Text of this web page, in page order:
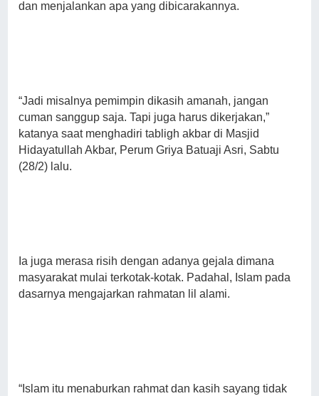
dan menjalankan apa yang dibicarakannya.
“Jadi misalnya pemimpin dikasih amanah, jangan
cuman sanggup saja. Tapi juga harus dikerjakan,”
katanya saat menghadiri tabligh akbar di Masjid
Hidayatullah Akbar, Perum Griya Batuaji Asri, Sabtu
(28/2) lalu.
Ia juga merasa risih dengan adanya gejala dimana
masyarakat mulai terkotak-kotak. Padahal, Islam pada
dasarnya mengajarkan rahmatan lil alami.
“Islam itu menaburkan rahmat dan kasih sayang tidak